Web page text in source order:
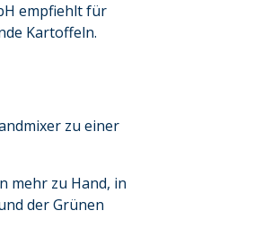
empfiehlt für
Kartoffeln.
zu einer
mehr zu Hand, in
der Grünen